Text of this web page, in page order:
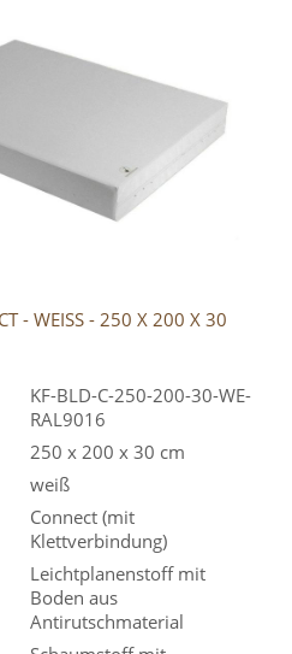
- WEISS - 250 X 200 X 30 C
KF-BLD-C-250-200-30-WE-
RAL9016
250 x 200 x 30 cm
weiß
Connect (mit
Klettverbindung)
Leichtplanenstoff mit
Boden aus
Antirutschmaterial